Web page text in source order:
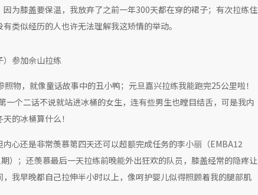
为膝盖要保温，我放弃了之前一年300天都在穿的裙子；有次拉练住
类似经历的人也许无法理解我这矫情的举动。
）参加佘山拉练
物，就像童话故事中的丑小鸭；元旦嘉兴拉练我能跑完25公里啦！
个二话不说就站进冰桶的女生，连有些男生也瞠目结舌，可是我内
的冰桶算什么！
心还是非常羡慕第四天还可以超额完成任务的李小丽（EMBA12
）；还羡慕最后一天拉练前晚能外出狂欢的队员，膝盖经常的隐疼让
我早晚都自己拉伸半小时以上，像呵护婴儿似得照顾着我的腿部肌